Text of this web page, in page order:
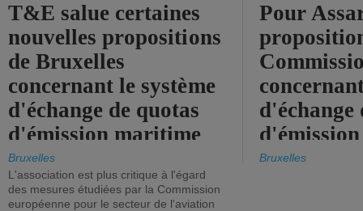
T&E salue certaines
nouvelles propositions
de Bruxelles
concernant le système
d'échange de quotas
d'émission maritime
de l'UE.
Bruxelles
L'association est plus critique à l'égard
des mesures étudiées par la Commission
européenne pour le secteur de l'aviation
Pour
d'échange
timide,
Bruxelles